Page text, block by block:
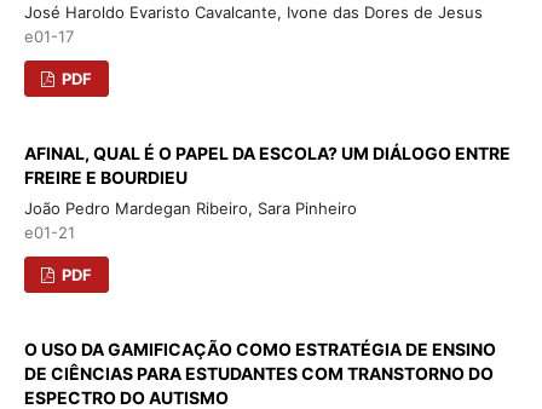
José Haroldo Evaristo Cavalcante, Ivone das Dores de Jesus
e01-17
PDF
AFINAL, QUAL É O PAPEL DA ESCOLA? UM DIÁLOGO ENTRE
FREIRE E BOURDIEU
João Pedro Mardegan Ribeiro, Sara Pinheiro
e01-21
PDF
O USO DA GAMIFICAÇÃO COMO ESTRATÉGIA DE ENSINO
DE CIÊNCIAS PARA ESTUDANTES COM TRANSTORNO DO
ESPECTRO DO AUTISMO